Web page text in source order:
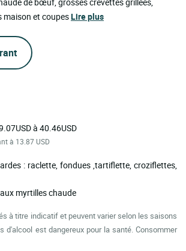
maison et coupesLire plus
à 40.46USD
à 13.87 USD
: raclette, fondues ,tartiflette, croziflettes,
myrtilles chaude
à titre indicatif et peuvent varier selon les saisons
d'alcool est dangereux pour la santé. Consommer